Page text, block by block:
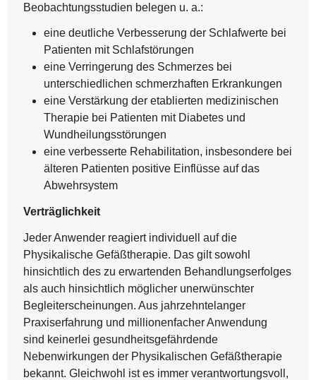
Beobachtungsstudien belegen u. a.:
eine deutliche Verbesserung der Schlafwerte bei
Patienten mit Schlafstörungen
eine Verringerung des Schmerzes bei
unterschiedlichen schmerzhaften Erkrankungen
eine Verstärkung der etablierten medizinischen
Therapie bei Patienten mit Diabetes und
Wundheilungsstörungen
eine verbesserte Rehabilitation, insbesondere bei
älteren Patienten positive Einflüsse auf das
Abwehrsystem
Verträglichkeit
Jeder Anwender reagiert individuell auf die
Physikalische Gefäßtherapie. Das gilt sowohl
hinsichtlich des zu erwartenden Behandlungserfolges
als auch hinsichtlich möglicher unerwünschter
Begleiterscheinungen. Aus jahrzehntelanger
Praxiserfahrung und millionenfacher Anwendung
sind keinerlei gesundheitsgefährdende
Nebenwirkungen der Physikalischen Gefäßtherapie
bekannt. Gleichwohl ist es immer verantwortungsvoll,